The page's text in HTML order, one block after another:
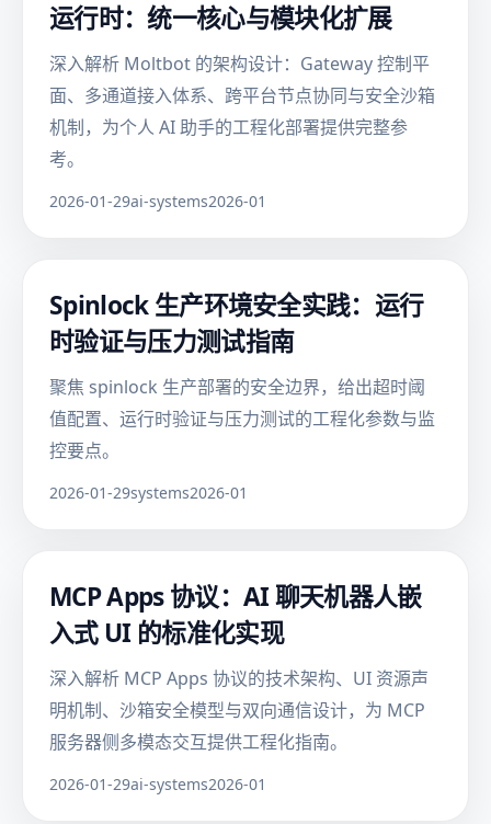
运行时：统一核心与模块化扩展
深入解析 Moltbot 的架构设计：Gateway 控制平
面、多通道接入体系、跨平台节点协同与安全沙箱
机制，为个人 AI 助手的工程化部署提供完整参
考。
2026-01-29ai-systems2026-01
Spinlock 生产环境安全实践：运行
时验证与压力测试指南
聚焦 spinlock 生产部署的安全边界，给出超时阈
值配置、运行时验证与压力测试的工程化参数与监
控要点。
2026-01-29systems2026-01
MCP Apps 协议：AI 聊天机器人嵌
入式 UI 的标准化实现
深入解析 MCP Apps 协议的技术架构、UI 资源声
明机制、沙箱安全模型与双向通信设计，为 MCP
服务器侧多模态交互提供工程化指南。
2026-01-29ai-systems2026-01